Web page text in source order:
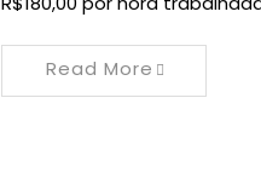
Read More